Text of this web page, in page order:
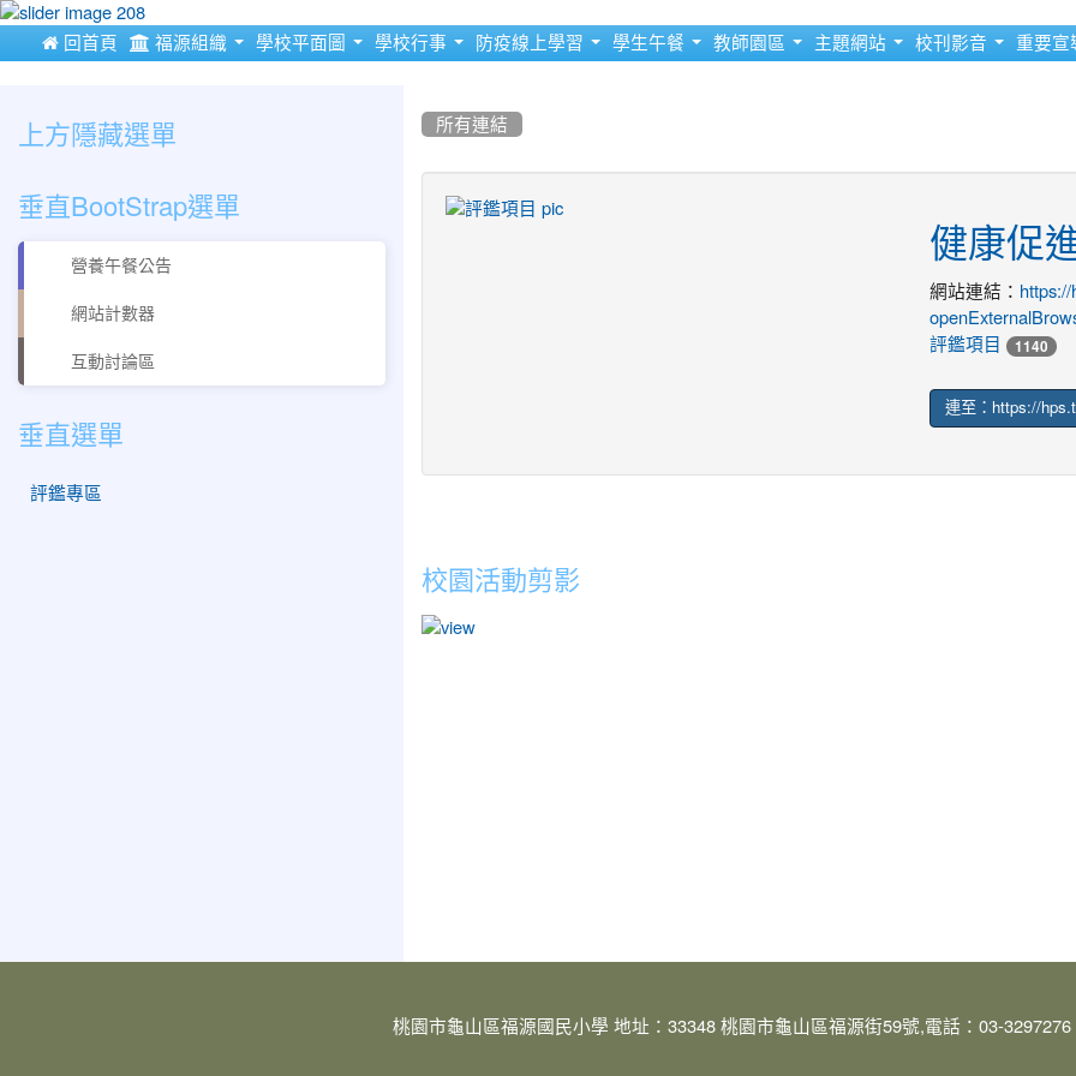
 回首頁 福源組織 學校平面圖 學校行事 防疫線上學習 學生午餐 教師園區 主題網站 校刊影音 重要宣
所有連結
健康促
網站連結：
評鑑項目
1140
連至：https://
校園活動剪影
上方隱藏選單
垂直BootStrap選單
營養午餐公告
網站計數器
互動討論區
垂直選單
評鑑專區
桃園市龜山區福源國民小學 地址：33348 桃園市龜山區福源街59號,電話：03-